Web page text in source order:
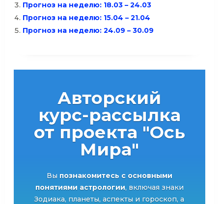
Прогноз на неделю: 18.03 – 24.03
Прогноз на неделю: 15.04 – 21.04
Прогноз на неделю: 24.09 – 30.09
Авторский
курс-рассылка
от проекта "Ось
Мира"
Вы познакомитесь с основными
понятиями астрологии, включая знаки
Зодиака, планеты, аспекты и гороскоп, а